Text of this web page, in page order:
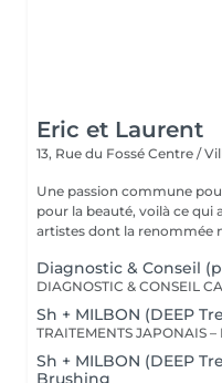
Eric et Laurent
13, Rue du Fossé Centre /
Une passion commune
pour la beauté, voilà ce qui
artistes dont la renommée
Diagnostic & Conseil
Sh + MILBON (DEEP
Sh + MILBON (DEEP
Brushing